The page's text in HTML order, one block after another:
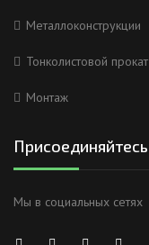
Металлоконструкции
Тонколистовой прокат
Монтаж
Присоединяйтесь
Мы в социальных сетях